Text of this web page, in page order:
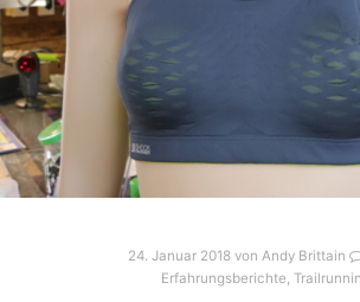
24. Januar 2018von Andy Brittain
Erfahrungsberichte